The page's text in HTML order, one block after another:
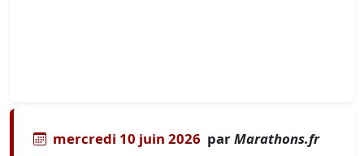
mercredi 10 juin 2026 parMarathons.fr